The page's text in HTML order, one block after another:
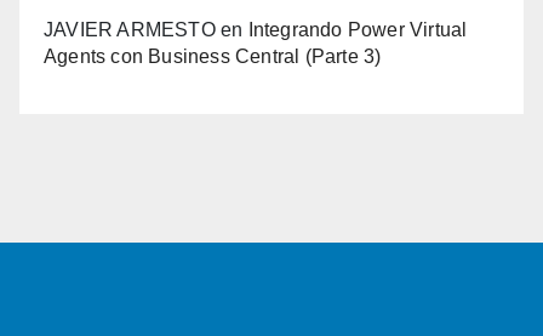
JAVIER ARMESTOen
Integrando Power Virtual
Agents con Business Central (Parte 3)